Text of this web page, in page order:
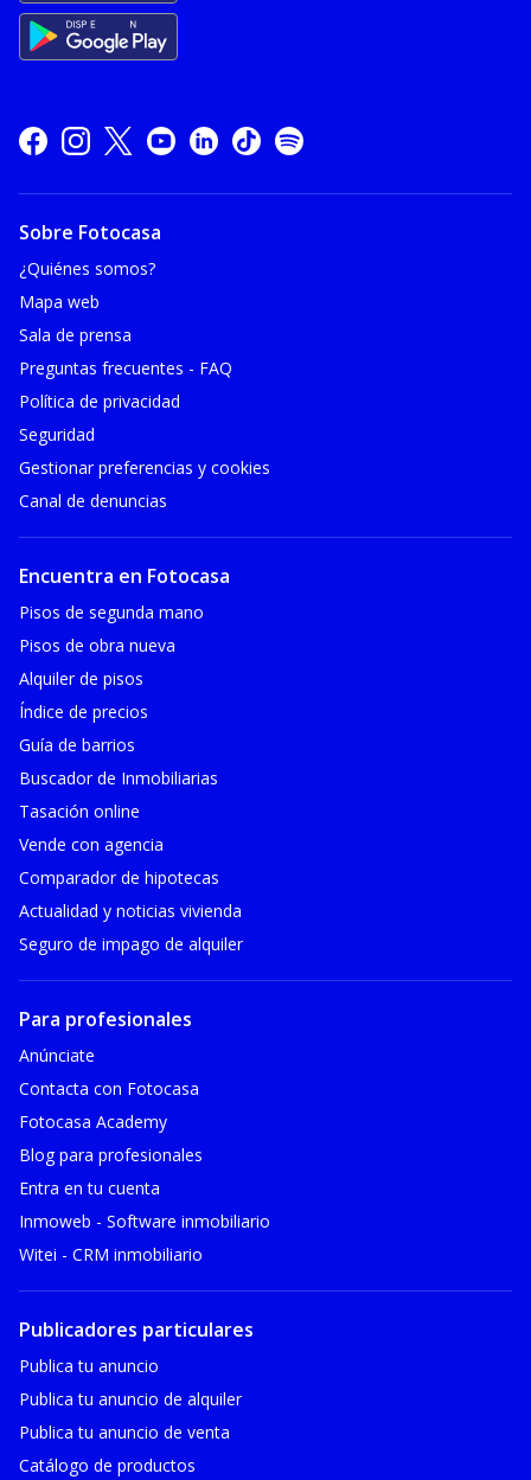
Sobre Fotocasa
¿Quiénes somos?
Mapa web
Sala de prensa
Preguntas frecuentes - FAQ
Política de privacidad
Seguridad
Gestionar preferencias y cookies
Canal de denuncias
Encuentra en Fotocasa
Pisos de segunda mano
Pisos de obra nueva
Alquiler de pisos
Índice de precios
Guía de barrios
Buscador de Inmobiliarias
Tasación online
Vende con agencia
Comparador de hipotecas
Actualidad y noticias vivienda
Seguro de impago de alquiler
Para profesionales
Anúnciate
Contacta con Fotocasa
Fotocasa Academy
Blog para profesionales
Entra en tu cuenta
Inmoweb - Software inmobiliario
Witei - CRM inmobiliario
Publicadores particulares
Publica tu anuncio
Publica tu anuncio de alquiler
Publica tu anuncio de venta
Catálogo de productos